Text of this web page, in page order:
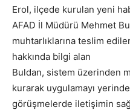
Erol, ilçede kurulan yeni
AFAD İl Müdürü Mehmet
muhtarlıklarına teslim
hakkında bilgi alan
Buldan, sistem üzerinden
kurarak uygulamayı
görüşmelerde iletişimin